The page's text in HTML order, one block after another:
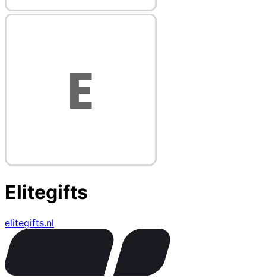
Elitegifts
elitegifts.nl